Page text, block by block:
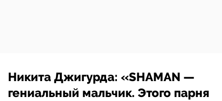
Никита Джигурда: «SHAMAN —
гениальный мальчик. Этого парня